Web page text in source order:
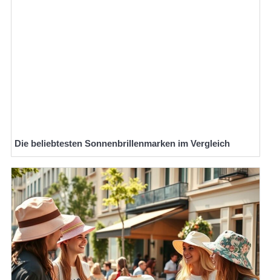
Die beliebtesten Sonnenbrillenmarken im Vergleich